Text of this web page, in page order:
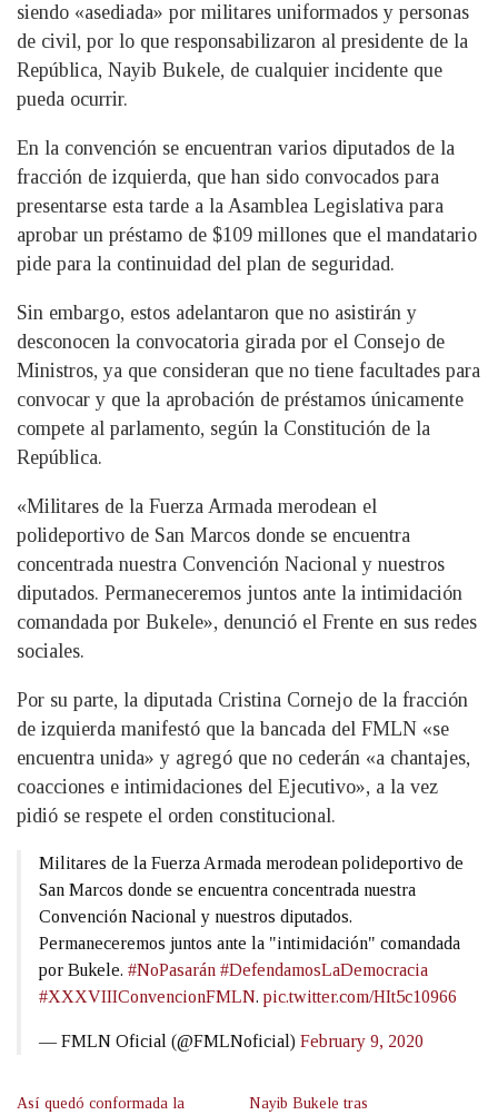
siendo «asediada» por militares uniformados y personas
de civil, por lo que responsabilizaron al presidente de la
República, Nayib Bukele, de cualquier incidente que
pueda ocurrir.
En la convención se encuentran varios diputados de la
fracción de izquierda, que han sido convocados para
presentarse esta tarde a la Asamblea Legislativa para
aprobar un préstamo de $109 millones que el mandatario
pide para la continuidad del plan de seguridad.
Sin embargo, estos adelantaron que no asistirán y
desconocen la convocatoria girada por el Consejo de
Ministros, ya que consideran que no tiene facultades para
convocar y que la aprobación de préstamos únicamente
compete al parlamento, según la Constitución de la
República.
«Militares de la Fuerza Armada merodean el
polideportivo de San Marcos donde se encuentra
concentrada nuestra Convención Nacional y nuestros
diputados. Permaneceremos juntos ante la intimidación
comandada por Bukele», denunció el Frente en sus redes
sociales.
Por su parte, la diputada Cristina Cornejo de la fracción
de izquierda manifestó que la bancada del FMLN «se
encuentra unida» y agregó que no cederán «a chantajes,
coacciones e intimidaciones del Ejecutivo», a la vez
pidió se respete el orden constitucional.
Militares de la Fuerza Armada merodean polideportivo de
San Marcos donde se encuentra concentrada nuestra
Convención Nacional y nuestros diputados.
Permaneceremos juntos ante la "intimidación" comandada
por Bukele. #NoPasarán #DefendamosLaDemocracia
#XXXVIIIConvencionFMLN. pic.twitter.com/HIt5c10966
— FMLN Oficial (@FMLNoficial) February 9, 2020
Así quedó conformada la
Nayib Bukele tras